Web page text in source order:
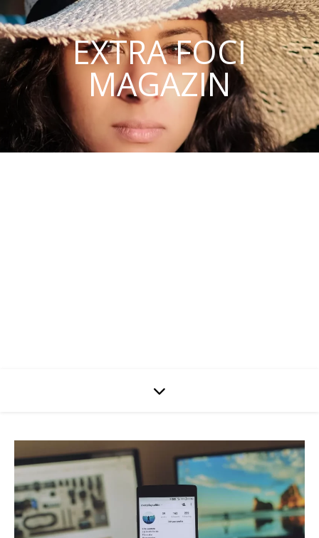
EXTRA FOCI
MAGAZIN